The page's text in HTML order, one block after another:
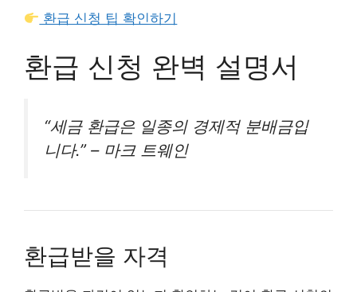
환급 신청 팁 확인하기
환급 신청 완벽 설명서
“세금 환급은 일종의 경제적 분배금입
니다.” – 마크 트웨인
환급받을 자격